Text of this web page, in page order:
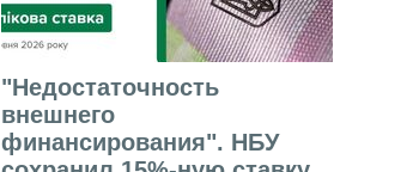
"Недостаточность
внешнего
финансирования". НБУ